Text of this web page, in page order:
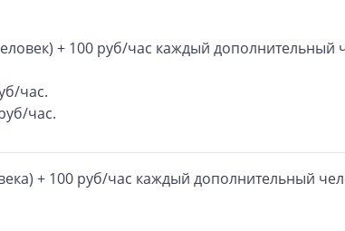
+ 100 руб/час каждый дополнительный
час.
час.
+ 100 руб/час каждый дополнительный